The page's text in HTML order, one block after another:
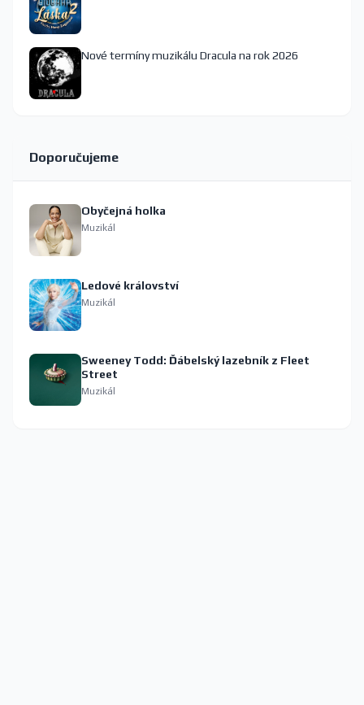
Nové termíny muzikálu Dracula na rok 2026
Doporučujeme
Obyčejná holka
Muzikál
Ledové království
Muzikál
Sweeney Todd: Ďábelský lazebník z Fleet
Street
Muzikál